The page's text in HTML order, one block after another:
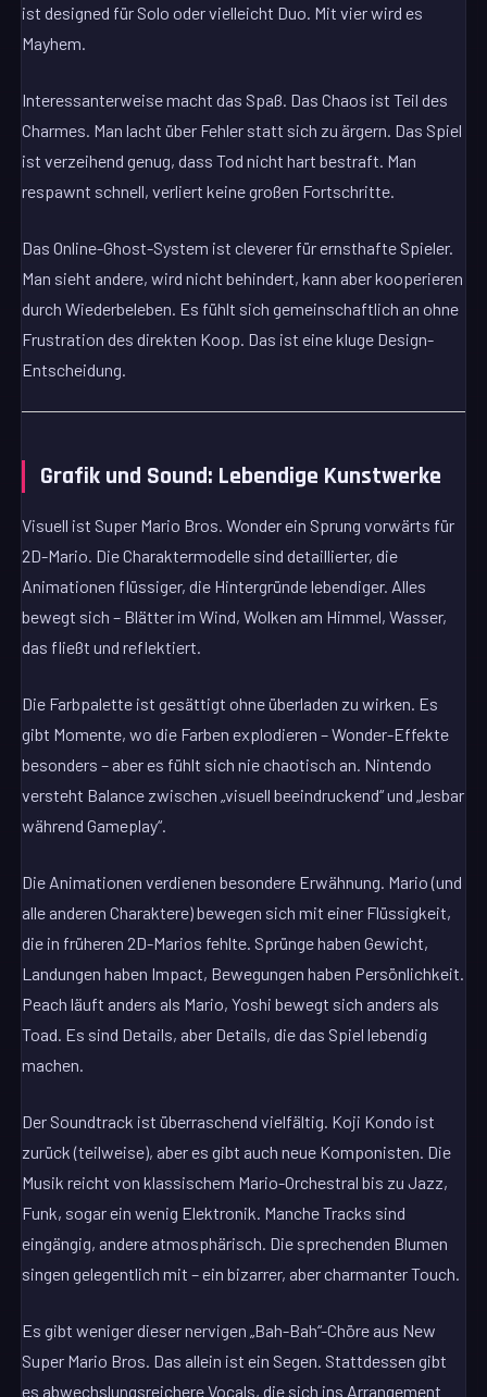
ist designed für Solo oder vielleicht Duo. Mit vier wird es
Mayhem.
Interessanterweise macht das Spaß. Das Chaos ist Teil des
Charmes. Man lacht über Fehler statt sich zu ärgern. Das Spiel
ist verzeihend genug, dass Tod nicht hart bestraft. Man
respawnt schnell, verliert keine großen Fortschritte.
Das Online-Ghost-System ist cleverer für ernsthafte Spieler.
Man sieht andere, wird nicht behindert, kann aber kooperieren
durch Wiederbeleben. Es fühlt sich gemeinschaftlich an ohne
Frustration des direkten Koop. Das ist eine kluge Design-
Entscheidung.
Grafik und Sound: Lebendige Kunstwerke
Visuell ist Super Mario Bros. Wonder ein Sprung vorwärts für
2D-Mario. Die Charaktermodelle sind detaillierter, die
Animationen flüssiger, die Hintergründe lebendiger. Alles
bewegt sich – Blätter im Wind, Wolken am Himmel, Wasser,
das fließt und reflektiert.
Die Farbpalette ist gesättigt ohne überladen zu wirken. Es
gibt Momente, wo die Farben explodieren – Wonder-Effekte
besonders – aber es fühlt sich nie chaotisch an. Nintendo
versteht Balance zwischen „visuell beeindruckend“ und „lesbar
während Gameplay“.
Die Animationen verdienen besondere Erwähnung. Mario (und
alle anderen Charaktere) bewegen sich mit einer Flüssigkeit,
die in früheren 2D-Marios fehlte. Sprünge haben Gewicht,
Landungen haben Impact, Bewegungen haben Persönlichkeit.
Peach läuft anders als Mario, Yoshi bewegt sich anders als
Toad. Es sind Details, aber Details, die das Spiel lebendig
machen.
Der Soundtrack ist überraschend vielfältig. Koji Kondo ist
zurück (teilweise), aber es gibt auch neue Komponisten. Die
Musik reicht von klassischem Mario-Orchestral bis zu Jazz,
Funk, sogar ein wenig Elektronik. Manche Tracks sind
eingängig, andere atmosphärisch. Die sprechenden Blumen
singen gelegentlich mit – ein bizarrer, aber charmanter Touch.
Es gibt weniger dieser nervigen „Bah-Bah“-Chöre aus New
Super Mario Bros. Das allein ist ein Segen. Stattdessen gibt
es abwechslungsreichere Vocals, die sich ins Arrangement